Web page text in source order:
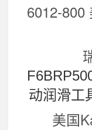
6012-800
动润滑工
美国